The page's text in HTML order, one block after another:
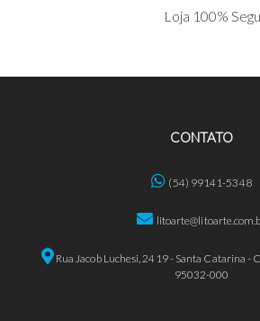
Loja 100%
CONTATO
(54) 99141-5348
Rua Jacob Luchesi, 2419 - Santa Catarina -
95032-000